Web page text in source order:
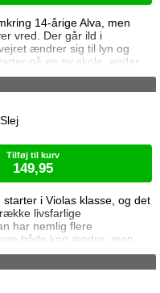
14-årige Alva, men
vred. Der går ild i
ændrer sig til lyn og
på en ny skole, ender
ondeste pige træder
kan lide, er interesseret i
de at verden rummer
starter i Violas klasse, og det
livsfarlige
har nemlig flere
både kan ændre, men
eget og heksesøstrenes
han vil ikke sige hvad
Tilføj til kurv
149,95